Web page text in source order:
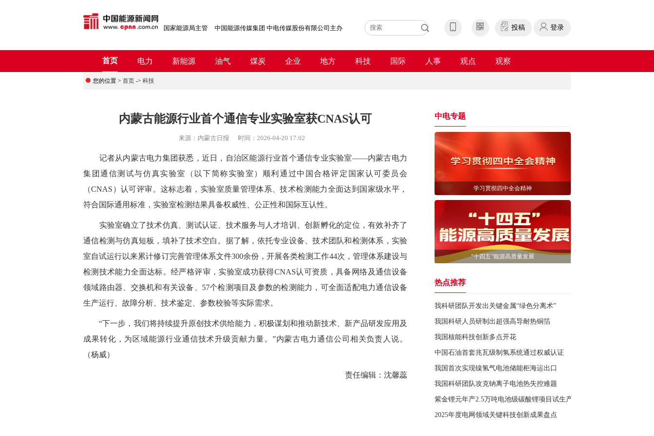
国家能源局主管 中国能源传媒集团 中电传媒股份有限公司主办 投稿 登录
首页 电力 新能源 油气 煤炭 企业 地方 科技 国际 人事 观点 观察
您的位置 > 首页 -> 科技
内蒙古能源行业首个通信专业实验室获CNAS认可
来源： 内蒙古日报 时间： 2026-04-20 17:02
记者从内蒙古电力集团获悉，近日，自治区能源行业首个通信专业实验室——内蒙古电力
集团通信测试与仿真实验室（以下简称实验室）顺利通过中国合格评定国家认可委员会
（CNAS）认可评审。这标志着，实验室质量管理体系、技术检测能力全面达到国家级水平，
符合国际通用标准，实验室检测结果具备权威性、公正性和国际互认性。
实验室确立了技术仿真、测试认证、技术服务与人才培训、创新孵化的定位，有效补齐了
通信检测与仿真短板，填补了技术空白。据了解，依托专业设备、技术团队和检测体系，实验
室自试运行以来累计修订完善管理体系文件300余份，开展各类检测工作44次，管理体系建设与
检测技术能力全面达标。经严格评审，实验室成功获得CNAS认可资质，具备网络及通信设备
领域路由器、交换机和有关设备、57个检测项目及参数的检测能力，可全面适配电力通信设备
生产运行、故障分析、技术鉴定、参数校验等实际需求。
“下一步，我们将持续提升原创技术供给能力，积极谋划和推动新技术、新产品研发应用及
成果转化，为区域能源行业通信技术升级贡献力量。”内蒙古电力通信公司相关负责人说。
（杨威）
责任编辑：沈馨蕊
中电专题
学习贯彻四中全会精神
“十四五”能源高质量发展
热点推荐
我科研团队开发出关键金属“绿色分离术”
我国科研人员研制出超强高导耐热铜箔
我国核能科技创新多点开花
中国石油首套兆瓦级制氢系统通过权威认证
我国首次实现镍氢气电池储能柜海运出口
我国科研团队攻克钠离子电池热失控难题
紫金锂元年产2.5万吨电池级碳酸锂项目试生产
2025年度电网领域关键科技创新成果盘点